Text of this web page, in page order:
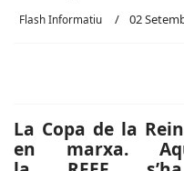
Flash Informatiu 02
La Copa de la
en marxa.